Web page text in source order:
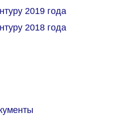
2019 года
2018 года